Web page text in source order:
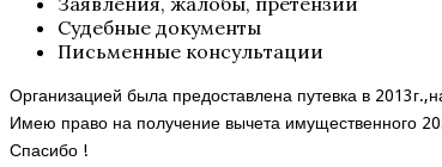
Судебные документы
Письменные консультации
Организацией была предоставлена путевка в
Имею право на получение вычета имущественного
Спасибо !